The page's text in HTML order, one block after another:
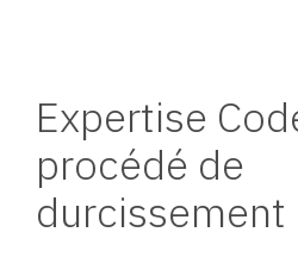
Expertise
procédé de
durcissement